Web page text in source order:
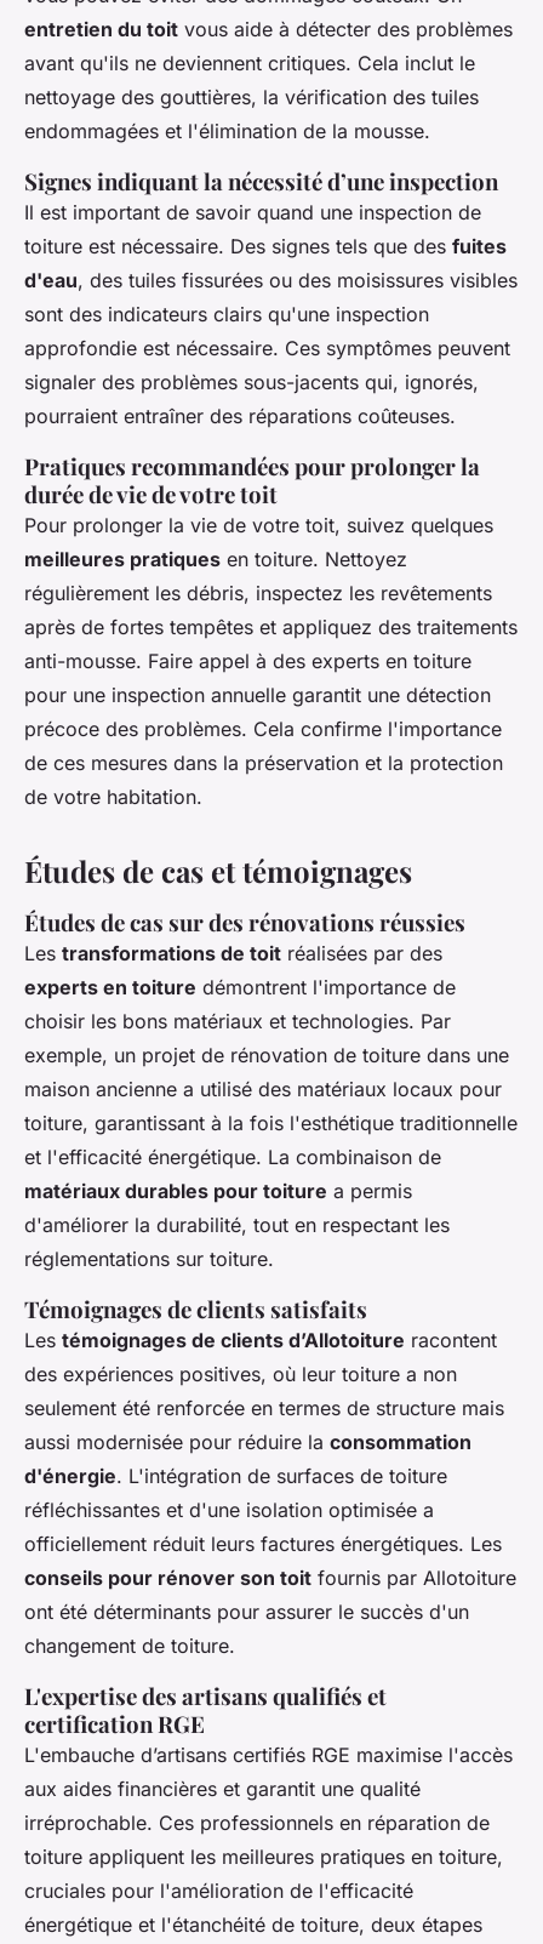
entretien du toit vous aide à détecter des problèmes
avant qu'ils ne deviennent critiques. Cela inclut le
nettoyage des gouttières, la vérification des tuiles
endommagées et l'élimination de la mousse.
Signes indiquant la nécessité d’une inspection
Il est important de savoir quand une inspection de
toiture est nécessaire. Des signes tels que des fuites
d'eau, des tuiles fissurées ou des moisissures visibles
sont des indicateurs clairs qu'une inspection
approfondie est nécessaire. Ces symptômes peuvent
signaler des problèmes sous-jacents qui, ignorés,
pourraient entraîner des réparations coûteuses.
Pratiques recommandées pour prolonger la
durée de vie de votre toit
Pour prolonger la vie de votre toit, suivez quelques
meilleures pratiques en toiture. Nettoyez
régulièrement les débris, inspectez les revêtements
après de fortes tempêtes et appliquez des traitements
anti-mousse. Faire appel à des experts en toiture
pour une inspection annuelle garantit une détection
précoce des problèmes. Cela confirme l'importance
de ces mesures dans la préservation et la protection
de votre habitation.
Études de cas et témoignages
Études de cas sur des rénovations réussies
Les transformations de toit réalisées par des
experts en toiture démontrent l'importance de
choisir les bons matériaux et technologies. Par
exemple, un projet de rénovation de toiture dans une
maison ancienne a utilisé des matériaux locaux pour
toiture, garantissant à la fois l'esthétique traditionnelle
et l'efficacité énergétique. La combinaison de
matériaux durables pour toiture a permis
d'améliorer la durabilité, tout en respectant les
réglementations sur toiture.
Témoignages de clients satisfaits
Les témoignages de clients d’Allotoiture racontent
des expériences positives, où leur toiture a non
seulement été renforcée en termes de structure mais
aussi modernisée pour réduire la consommation
d'énergie. L'intégration de surfaces de toiture
réfléchissantes et d'une isolation optimisée a
officiellement réduit leurs factures énergétiques. Les
conseils pour rénover son toit fournis par Allotoiture
ont été déterminants pour assurer le succès d'un
changement de toiture.
L'expertise des artisans qualifiés et
certification RGE
L'embauche d’artisans certifiés RGE maximise l'accès
aux aides financières et garantit une qualité
irréprochable. Ces professionnels en réparation de
toiture appliquent les meilleures pratiques en toiture,
cruciales pour l'amélioration de l'efficacité
énergétique et l'étanchéité de toiture, deux étapes